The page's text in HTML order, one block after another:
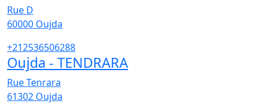
Rue D
60000 Oujda
+212536506288
Oujda - TENDRARA
Rue Tenrara
61302 Oujda